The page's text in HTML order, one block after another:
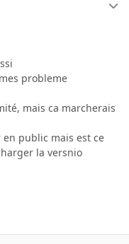
probleme
mais ca marcherais
public mais est ce
la versnio